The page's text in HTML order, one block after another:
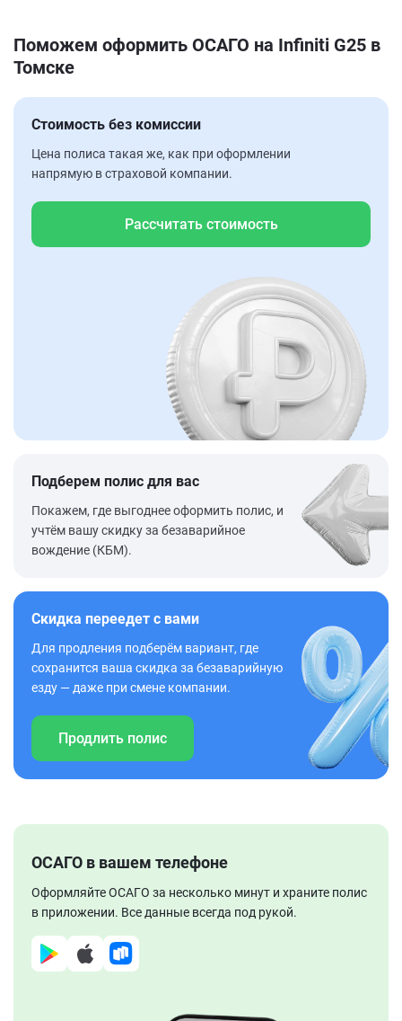
Поможем оформить ОСАГО на Infiniti G25 в
Томске
Стоимость без комиссии
Цена полиса такая же, как при оформлении
напрямую в страховой компании.
Рассчитать стоимость
Подберем полис для вас
Покажем, где выгоднее оформить полис, и
учтём вашу скидку за безаварийное
вождение (КБМ).
Скидка переедет с вами
Для продления подберём вариант, где
сохранится ваша скидка за безаварийную
езду — даже при смене компании.
Продлить полис
ОСАГО в вашем телефоне
Оформляйте ОСАГО за несколько минут и храните полис
в приложении. Все данные всегда под рукой.